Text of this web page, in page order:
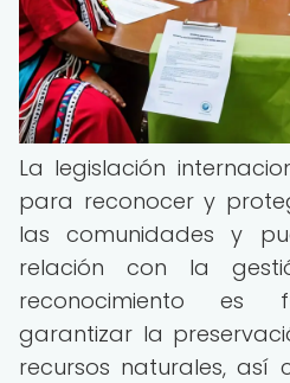
La legislación
para reconocer y
las comunidades y
relación con la
reconocimiento es
garantizar la
recursos naturales,